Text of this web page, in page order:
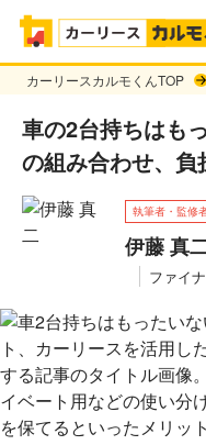
カーリースカルモくんTOP
車の2台持ちはも
の組み合わせ、
執筆者・監修
伊藤 真
ファイ